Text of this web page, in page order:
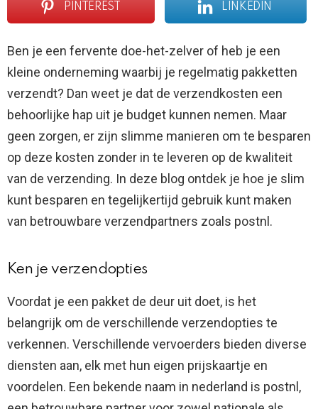
PINTEREST LINKEDIN
Ben je een fervente doe-het-zelver of heb je een
kleine onderneming waarbij je regelmatig pakketten
verzendt? Dan weet je dat de verzendkosten een
behoorlijke hap uit je budget kunnen nemen. Maar
geen zorgen, er zijn slimme manieren om te besparen
op deze kosten zonder in te leveren op de kwaliteit
van de verzending. In deze blog ontdek je hoe je slim
kunt besparen en tegelijkertijd gebruik kunt maken
van betrouwbare verzendpartners zoals postnl.
Ken je verzendopties
Voordat je een pakket de deur uit doet, is het
belangrijk om de verschillende verzendopties te
verkennen. Verschillende vervoerders bieden diverse
diensten aan, elk met hun eigen prijskaartje en
voordelen. Een bekende naam in nederland is postnl,